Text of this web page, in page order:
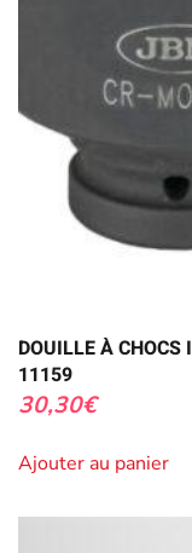
DOUILLE À
11159
30,30€
Ajouter au panier